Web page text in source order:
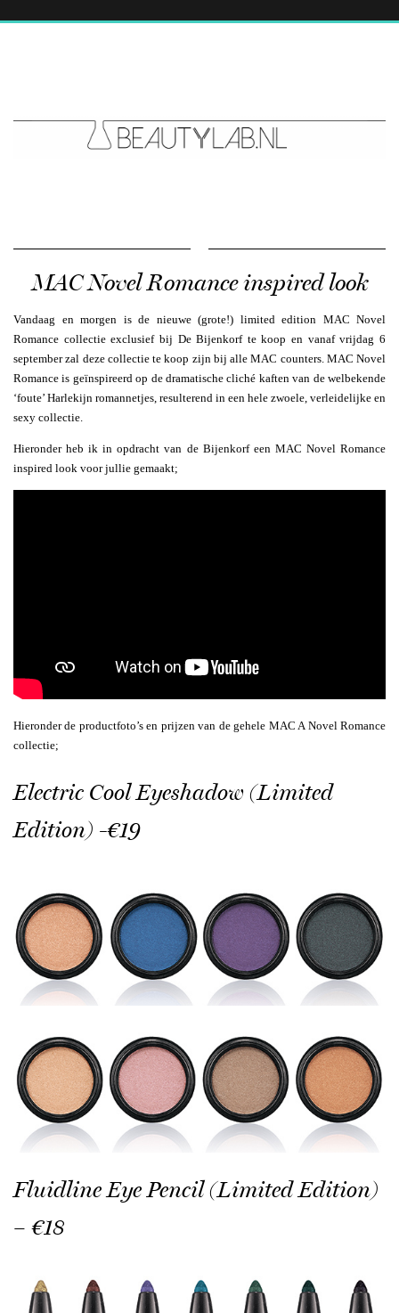
MAC Novel Romance inspired look
Vandaag en morgen is de nieuwe (grote!) limited edition MAC Novel
Romance collectie exclusief bij De Bijenkorf te koop en vanaf vrijdag 6
september zal deze collectie te koop zijn bij alle MAC counters. MAC Novel
Romance is geïnspireerd op de dramatische cliché kaften van de welbekende
‘foute’ Harlekijn romannetjes, resulterend in een hele zwoele, verleidelijke en
sexy collectie.
Hieronder heb ik in opdracht van de Bijenkorf een MAC Novel Romance
inspired look voor jullie gemaakt;
Hieronder de productfoto’s en prijzen van de gehele MAC A Novel Romance
collectie;
Electric Cool Eyeshadow (Limited
Edition) -€19
Fluidline Eye Pencil (Limited Edition)
– €18